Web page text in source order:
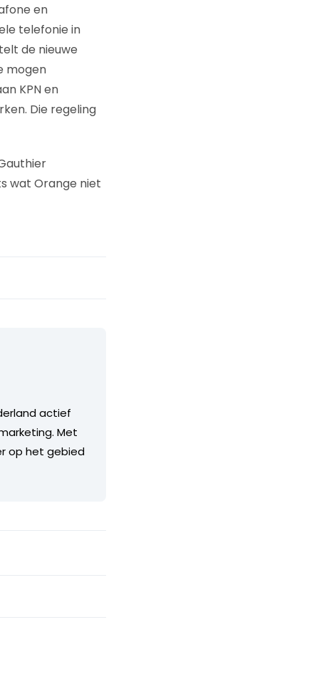
en
telefonie in
de nieuwe
mogen
KPN en
Die regeling
wat Orange niet
actief
Met
op het gebied